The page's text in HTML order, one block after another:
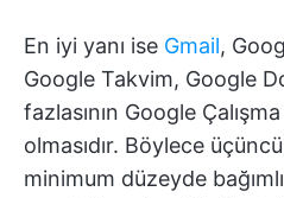
En iyi yanı ise Gmail,
Google Takvim, Google
fazlasının Google
olmasıdır. Böylece
minimum düzeyde